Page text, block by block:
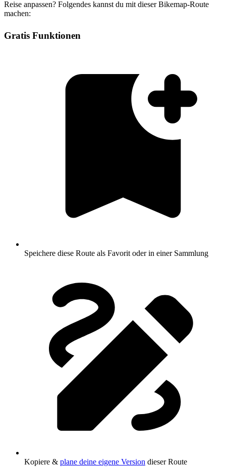
Reise anpassen? Folgendes kannst du mit dieser Bikemap-Route
machen:
Gratis Funktionen
Speichere diese Route als Favorit oder in einer Sammlung
Kopiere & plane deine eigene Version dieser Route